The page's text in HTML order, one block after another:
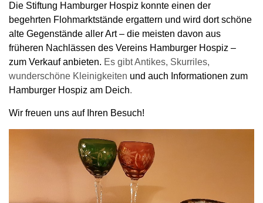
Die Stiftung Hamburger Hospiz konnte einen der
begehrten Flohmarktstände ergattern und wird dort schöne
alte Gegenstände aller Art – die meisten davon aus
früheren Nachlässen des Vereins Hamburger Hospiz –
zum Verkauf anbieten. Es gibt Antikes, Skurriles,
wunderschöne Kleinigkeiten und auch Informationen zum
Hamburger Hospiz am Deich.
Wir freuen uns auf Ihren Besuch!